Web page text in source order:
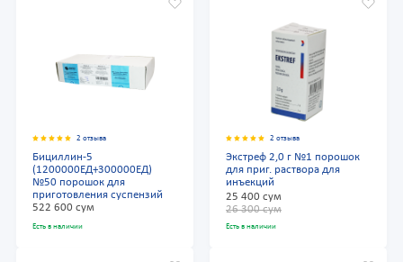
2 отзыва
Бициллин-5
(1200000ЕД+300000ЕД)
№50 порошок для
приготовления суспензий
522 600 сум
Есть в наличии
2 отзыва
Экстреф 2,0 г №1 порошок
для приг. раствора для
инъекций
25 400 сум
26 300 сум
Есть в наличии